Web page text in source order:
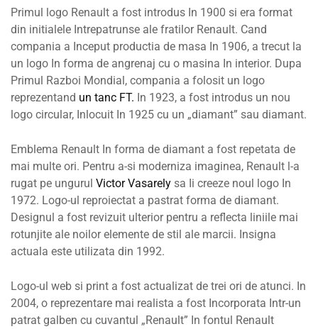
Primul logo Renault a fost introdus In 1900 si era format
din initialele Intrepatrunse ale fratilor Renault. Cand
compania a Inceput productia de masa In 1906, a trecut la
un logo In forma de angrenaj cu o masina In interior. Dupa
Primul Razboi Mondial, compania a folosit un logo
reprezentand un tanc FT. In 1923, a fost introdus un nou
logo circular, Inlocuit In 1925 cu un „diamant” sau diamant.
Emblema Renault In forma de diamant a fost repetata de
mai multe ori. Pentru a-si moderniza imaginea, Renault l-a
rugat pe ungurul Victor Vasarely sa Ii creeze noul logo In
1972. Logo-ul reproiectat a pastrat forma de diamant.
Designul a fost revizuit ulterior pentru a reflecta liniile mai
rotunjite ale noilor elemente de stil ale marcii. Insigna
actuala este utilizata din 1992.
Logo-ul web si print a fost actualizat de trei ori de atunci. In
2004, o reprezentare mai realista a fost Incorporata Intr-un
patrat galben cu cuvantul „Renault” In fontul Renault